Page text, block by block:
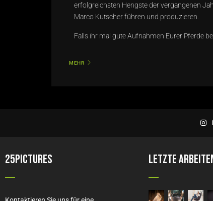
erfolgreichsten Hengste der vergangenen
Marco Kutscher führen und produzieren.
Falls ihr mal guteAufnahmen Eurer Pferde
MEHR
25PICTURES Letzte